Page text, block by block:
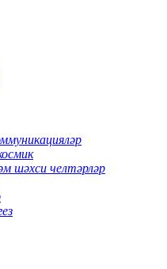
шәхси челтәрләр